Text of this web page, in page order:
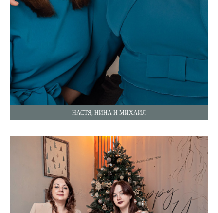
НАСТЯ, НИНА И МИХАИЛ